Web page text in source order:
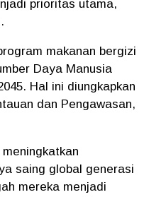
prioritas utama,
makanan bergizi
Daya Manusia
Hal ini diungkapkan
dan Pengawasan,
saing global generasi
mereka menjadi